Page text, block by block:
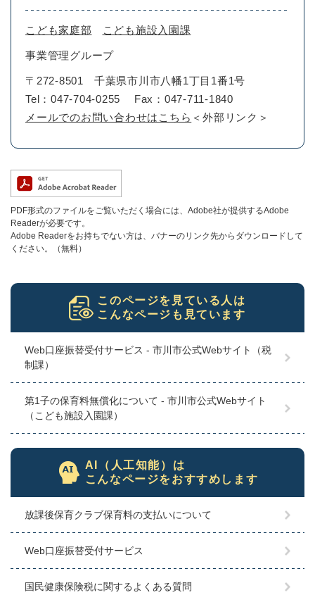
こども家庭部 こども施設入園課
事業管理グループ
〒272-8501
千葉県市川市八幡1丁目1番1号
Tel：047-704-0255
Fax：047-711-1840
メールでのお問い合わせはこちら ＜外部リンク＞
PDF形式のファイルをご覧いただく場合には、Adobe社が提供するAdobe
Readerが必要です。
Adobe Readerをお持ちでない方は、バナーのリンク先からダウンロードして
ください。（無料）
このページを見ている人は
こんなページも見ています
Web口座振替受付サービス - 市川市公式Webサイト（税
制課）
第1子の保育料無償化について - 市川市公式Webサイト
（こども施設入園課）
AI（人工知能）は
こんなページをおすすめします
放課後保育クラブ保育料の支払いについて
Web口座振替受付サービス
国民健康保険税に関するよくある質問